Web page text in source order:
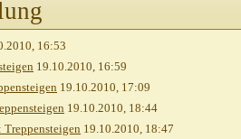
16:53
19.10.2010, 16:59
19.10.2010, 17:09
19.10.2010, 18:44
Treppensteigen 19.10.2010, 18:47